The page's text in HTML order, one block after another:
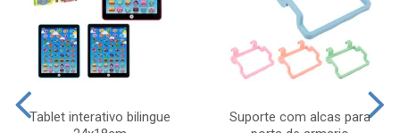
Tablet interativo bilingue
Suporte com alcas para